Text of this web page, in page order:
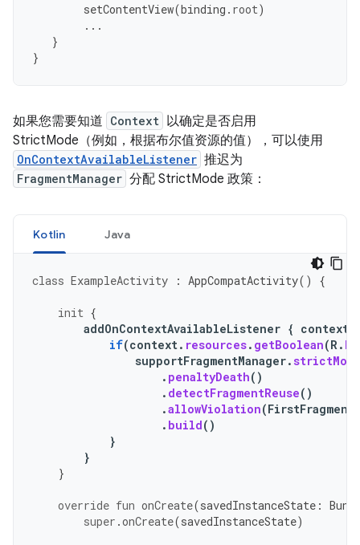
setContentView(binding . root)
...
}
}
如果您需要知道 Context 以确定是否启用
StrictMode（例如，根据布尔值资源的值），可以使用
OnContextAvailableListener 推迟为
FragmentManager 分配 StrictMode 政策：
Kotlin Java
class ExampleActivity : AppCompatActivity() {
init {
addOnContextAvailableListener { context
if(context. resources. getBoolean(R.
supportFragmentManager.
. penaltyDeath()
. detectFragmentReuse()
.allowViolation(FirstFragment
. build()
}
}
}
override fun onCreate(savedInstanceState :
super .onCreate(savedInstanceState)